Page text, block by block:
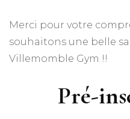
Merci pour votre
souhaitons une belle
Villemomble Gym !!
Pré-